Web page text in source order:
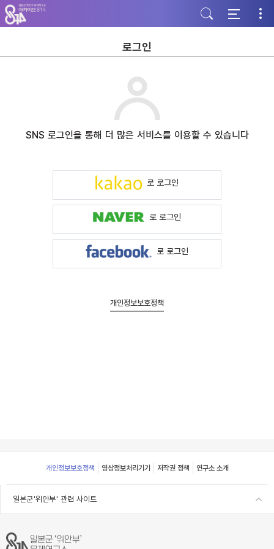
주
메
뉴
가
본
문
바
기
하
단
바
기
로그인
SNS 로그인을 통해 더 많은 서비스를 이용할 수 있습니다
로 로그인
로 로그인
로 로그인
개인정보보호정책
Footer
개인정보보호정책 영상정보처리기기 저작권 정책 연구소 소개
일본군'위안부' 관련 사이트